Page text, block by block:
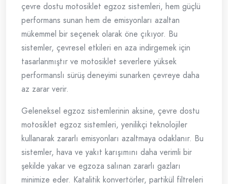
çevre dostu motosiklet egzoz sistemleri, hem güçlü
performans sunan hem de emisyonları azaltan
mükemmel bir seçenek olarak öne çıkıyor. Bu
sistemler, çevresel etkileri en aza indirgemek için
tasarlanmıştır ve motosiklet severlere yüksek
performanslı sürüş deneyimi sunarken çevreye daha
az zarar verir.
Geleneksel egzoz sistemlerinin aksine, çevre dostu
motosiklet egzoz sistemleri, yenilikçi teknolojiler
kullanarak zararlı emisyonları azaltmaya odaklanır. Bu
sistemler, hava ve yakıt karışımını daha verimli bir
şekilde yakar ve egzoza salınan zararlı gazları
minimize eder. Katalitik konvertörler, partikül filtreleri